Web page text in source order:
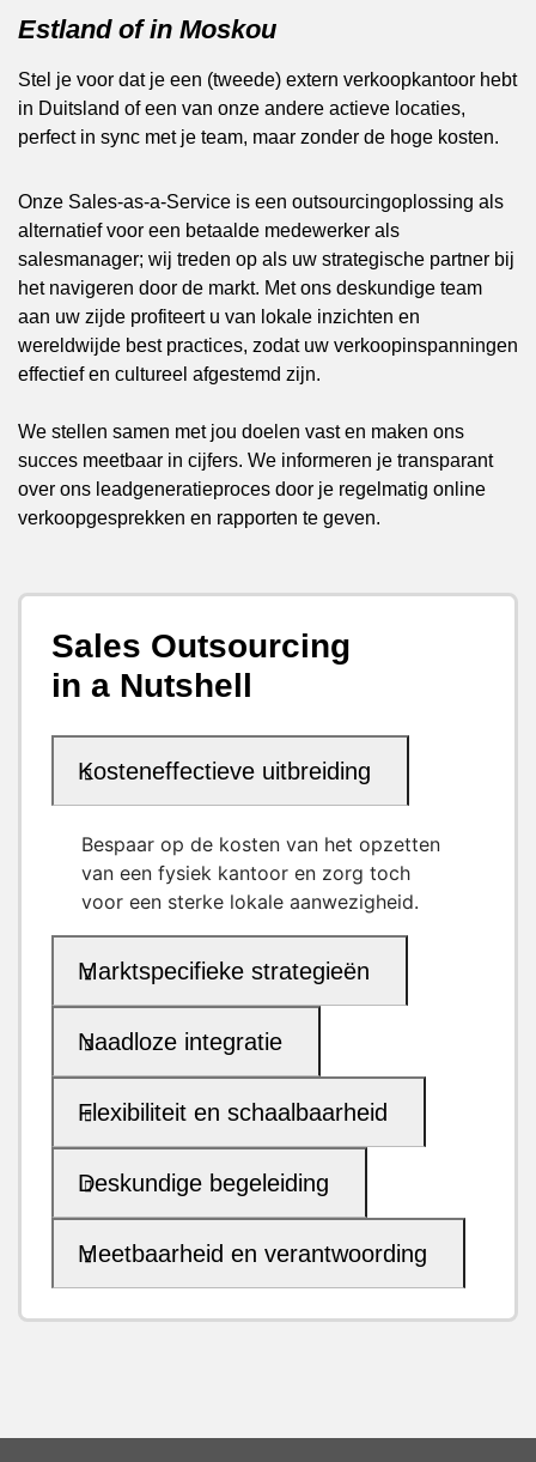
Estland of in Moskou
Stel je voor dat je een (tweede) extern verkoopkantoor hebt
in Duitsland of een van onze andere actieve locaties,
perfect in sync met je team, maar zonder de hoge kosten.
Onze Sales-as-a-Service is een outsourcingoplossing als
alternatief voor een betaalde medewerker als
salesmanager; wij treden op als uw strategische partner bij
het navigeren door de markt. Met ons deskundige team
aan uw zijde profiteert u van lokale inzichten en
wereldwijde best practices, zodat uw verkoopinspanningen
effectief en cultureel afgestemd zijn.
We stellen samen met jou doelen vast en maken ons
succes meetbaar in cijfers. We informeren je transparant
over ons leadgeneratieproces door je regelmatig online
verkoopgesprekken en rapporten te geven.
Sales Outsourcing
in a Nutshell
Kosteneffectieve uitbreiding
Bespaar op de kosten van het opzetten
van een fysiek kantoor en zorg toch
voor een sterke lokale aanwezigheid.
Marktspecifieke strategieën
Naadloze integratie
Flexibiliteit en schaalbaarheid
Deskundige begeleiding
Meetbaarheid en verantwoording